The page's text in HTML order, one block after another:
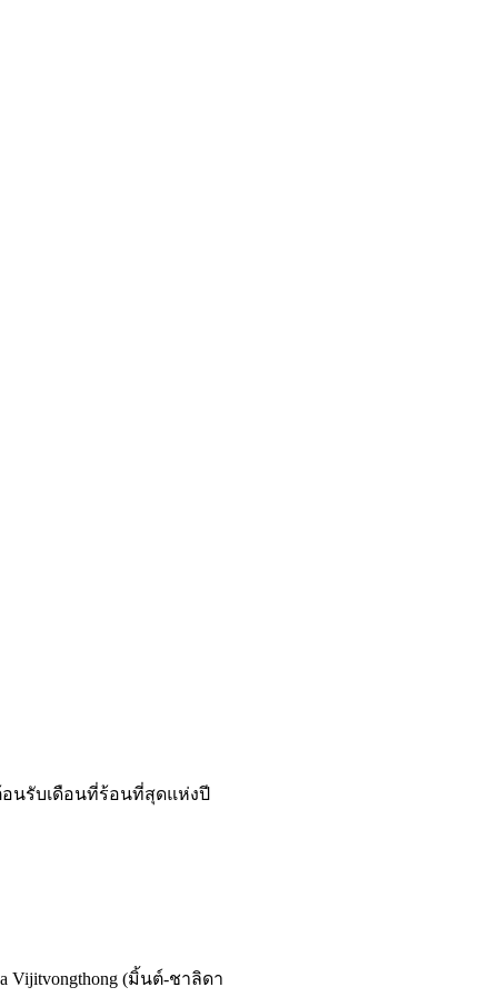
ต้อนรับเดือนที่ร้อนที่สุดแห่งปี
Vijitvongthong (มิ้นต์-ชาลิดา